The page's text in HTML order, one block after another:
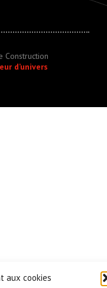
aux cookies
Construction
d’univers